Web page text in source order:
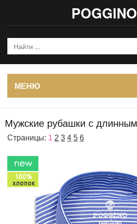
POGGINO
МЕНЮ
Мужские рубашки с
Страницы: 1 2 3 4 5 6